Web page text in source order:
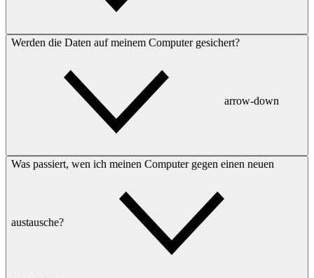
Werden die Daten auf meinem Computer gesichert?
arrow-down
Was passiert, wen ich meinen Computer gegen einen neuen
austausche?